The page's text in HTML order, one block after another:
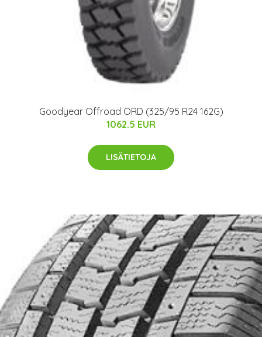
Goodyear Offroad ORD (325/95 R24 162G)
1062.5 EUR
LISÄTIETOJA